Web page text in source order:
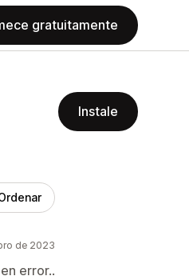
gratuitamente
Instale
de 2023
error..